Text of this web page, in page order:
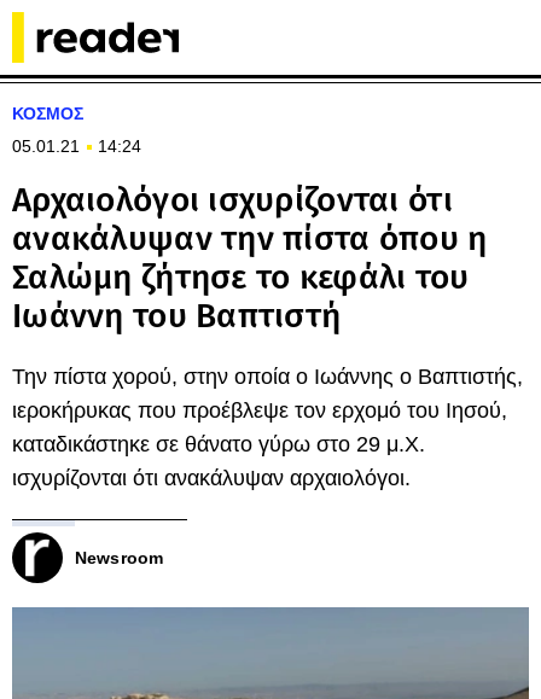
ΚΟΣΜΟΣ
05.01.21
14:24
Αρχαιολόγοι ισχυρίζονται ότι
ανακάλυψαν την πίστα όπου η
Σαλώμη ζήτησε το κεφάλι του
Ιωάννη του Βαπτιστή
Την πίστα χορού, στην οποία ο Ιωάννης ο Βαπτιστής,
ιεροκήρυκας που προέβλεψε τον ερχομό του Ιησού,
καταδικάστηκε σε θάνατο γύρω στο 29 μ.Χ.
ισχυρίζονται ότι ανακάλυψαν αρχαιολόγοι.
Newsroom